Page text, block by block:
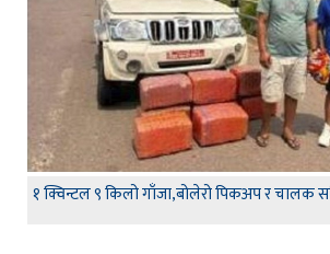
१ क्विन्टल ९ किलो गाँजा,बोलेरो पिकअप र चालक